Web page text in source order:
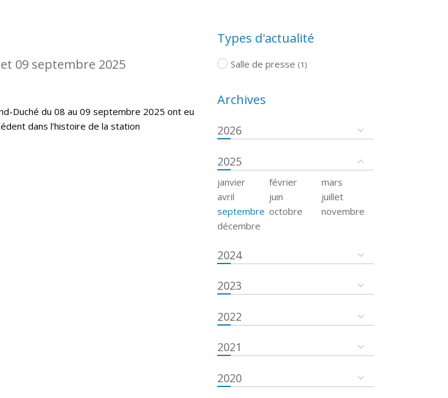
09 septembre 2025
Duché du 08 au 09 septembre 2025 ont eu
dans l’histoire de la station
Types d'actualité
Salle de presse (1)
Archives
2026
2025
janvier février
mars
avril
juin
juillet
septembre octobre
novembre
décembre
2024
2023
2022
2021
2020